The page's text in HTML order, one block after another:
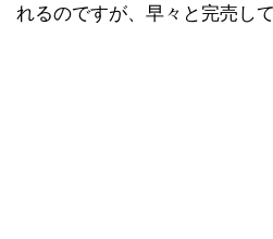
れるのですが、早々と完売し